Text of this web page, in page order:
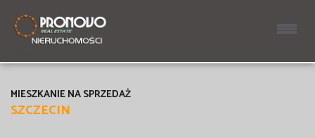
SZCZECIN
MIESZKANIE NA SPRZEDAŻ